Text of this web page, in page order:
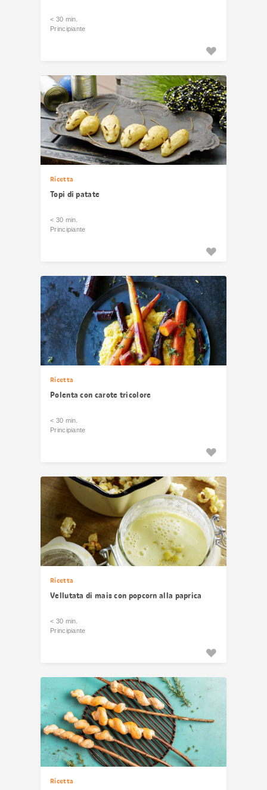
< 30 min.
Principiante
Ricetta
Topi di patate
< 30 min.
Principiante
Ricetta
Polenta con carote tricolore
< 30 min.
Principiante
Ricetta
Vellutata di mais con popcorn alla paprica
< 30 min.
Principiante
Ricetta